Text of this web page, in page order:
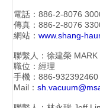
電話：886-2-8076
傳真：886-2-8076
網站： www.shang-
聯繫人：徐建榮 MARK
職位：經理
手機：886-932392460
Mail：